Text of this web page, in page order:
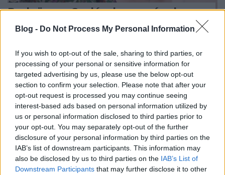
Blog - Do Not Process My Personal Information
If you wish to opt-out of the sale, sharing to third parties, or
processing of your personal or sensitive information for
targeted advertising by us, please use the below opt-out
section to confirm your selection. Please note that after your
opt-out request is processed you may continue seeing
interest-based ads based on personal information utilized by
us or personal information disclosed to third parties prior to
your opt-out. You may separately opt-out of the further
disclosure of your personal information by third parties on the
IAB’s list of downstream participants. This information may
also be disclosed by us to third parties on the IAB’s List of
Downstream Participants that may further disclose it to other
Budaörs – „Csalás, hazugságok vagy
varázslat?” – Takács Kati A vágy
MakkZs• 2024. április 04.
Egy percig nem volt kétséges, hogy számomra
kihagyhatatlan ez a produkció, bár mindenféle
szövődmények miatt végül a tegnapi, nyolcadik
alkalomra jutottam csak el. A vágy villamosá-t
nemcsak azoknak ajánlom, akik Tenessee Williams
darabjait szeretik, vagy a címszerepet játszó Takács
Katira…